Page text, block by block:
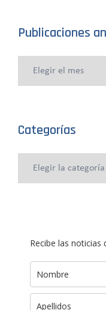
Publicaciones
Categorías
Recibe las